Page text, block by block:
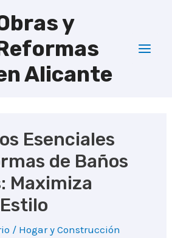
y
Alicante
Esenciales
de Baños
Maximiza
/ Hogar y Construcción